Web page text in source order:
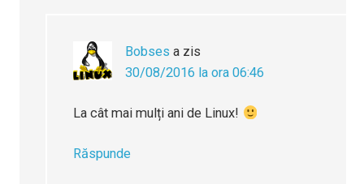
Bobses a zis
30/08/2016 la ora 06:46
La cât mai mulți ani de Linux!
Răspunde